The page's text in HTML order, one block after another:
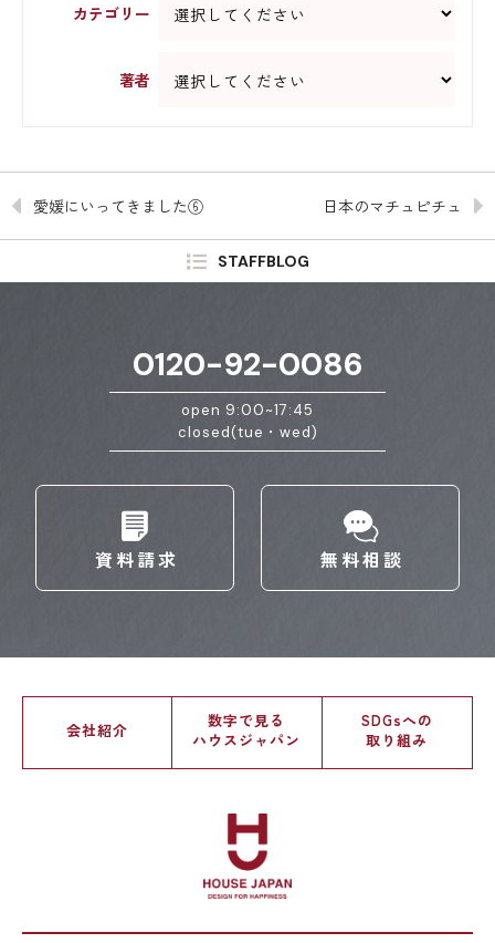
カテゴリー
著者
愛媛にいってきました⑥ 日本のマチュピチュ
STAFFBLOG
0120-92-0086
open 9:00~17:45
closed(tue・wed)
資料請求 無料相談
会社紹介
数字で見る
ハウスジャパン
SDGsへの
取り組み